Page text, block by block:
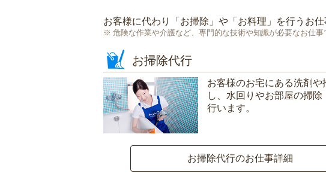
お客様に代わり「 お掃除 」や「 お料理 」を行うお
危険な作業や介護など、専門的な技術や知識が必要なお仕事
お掃除代行
お客様のお宅にある洗剤や
し、水回りやお部屋の掃除
行います。
お掃除代行のお仕事詳細